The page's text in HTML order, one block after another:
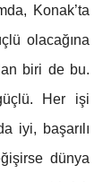
Konak’ta
olacağına
biri de bu.
Her işi
iyi, başarılı
dünya